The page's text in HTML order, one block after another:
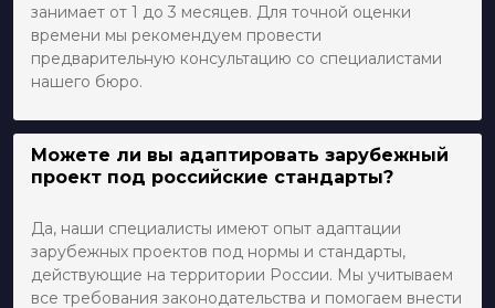
занимает от 1 до 3 месяцев. Для точной оценки
времени мы рекомендуем провести
предварительную консультацию со специалистами
нашего бюро.
Можете ли вы адаптировать зарубежный
проект под российские стандарты?
Да, наши специалисты имеют опыт адаптации
зарубежных проектов под нормы и стандарты,
действующие на территории России. Мы учитываем
все требования законодательства и помогаем внести